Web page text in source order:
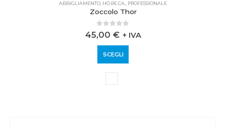
ABBIGLIAMENTO HO.RE.CA. PROFESSIONALE
Zoccolo Thor
0out of 5
45,00 € + IVA
SCEGLI